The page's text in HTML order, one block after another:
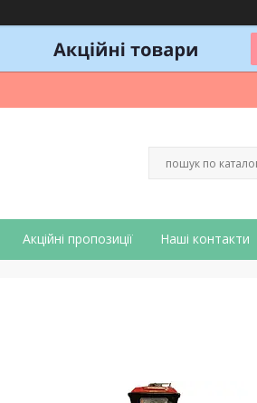
Акційні пропозиції Наші контакти